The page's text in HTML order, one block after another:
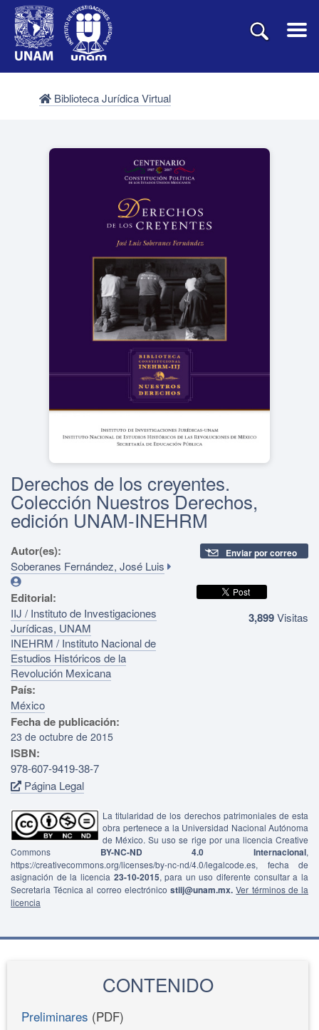
Biblioteca Jurídica Virtual
Derechos de los creyentes.
Colección Nuestros Derechos,
edición UNAM-INEHRM
Autor(es):
Soberanes Fernández, José Luis
Editorial:
IIJ / Instituto de Investigaciones
Jurídicas, UNAM
INEHRM / Instituto Nacional de
Estudios Históricos de la
Revolución Mexicana
País:
México
Fecha de publicación:
23 de octubre de 2015
ISBN:
978-607-9419-38-7
Página Legal
Enviar por correo
3,899Visitas
La titularidad de los derechos patrimoniales de esta
obra pertenece a la Universidad Nacional Autónoma
de México. Su uso se rige por una licencia Creative
Commons BY-NC-ND 4.0 Internacional,
https://creativecommons.org/licenses/by-nc-nd/4.0/legalcode.es, fecha de
asignación de la licencia 23-10-2015, para un uso diferente consultar a la
Secretaria Técnica al correo electrónicostiij@unam.mx. Ver términos de la
licencia
CONTENIDO
Preliminares (PDF)